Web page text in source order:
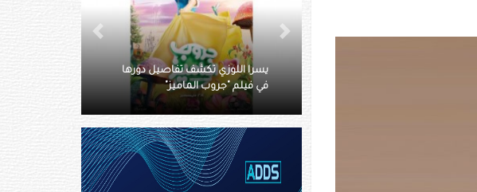
دارين حمزة: لست مع الكمّ بل مع
النوع
Previous
Next